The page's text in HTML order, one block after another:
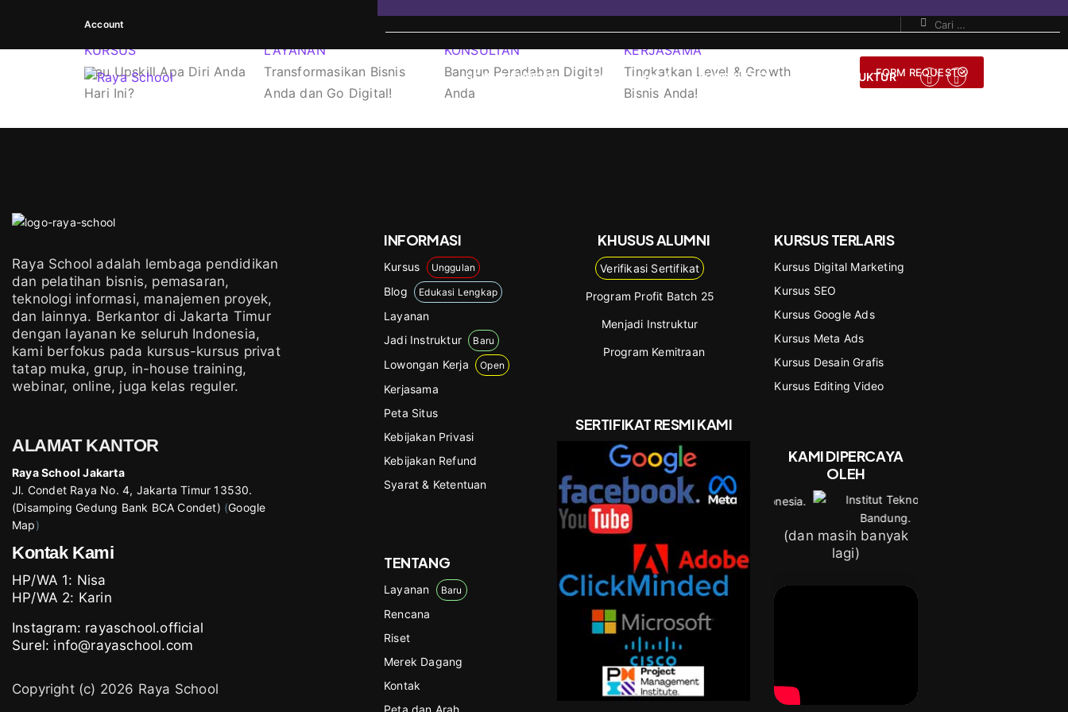
Account
SEMUA KURSUS LAYANAN/JASA KONSULTASI JADI INSTRUKTUR
KURSUS
Mau Upskill Apa Diri Anda
Hari Ini?
LAYANAN
Transformasikan Bisnis
Anda dan Go Digital!
KONSULTAN
Bangun Peradaban Digital
Anda
KERJASAMA
Tingkatkan Level & Growth
Bisnis Anda!
FORM REQUEST
Raya School adalah lembaga pendidikan
dan pelatihan bisnis, pemasaran,
teknologi informasi, manajemen proyek,
dan lainnya. Berkantor di Jakarta Timur
dengan layanan ke seluruh Indonesia,
kami berfokus pada kursus-kursus privat
tatap muka, grup, in-house training,
webinar, online, juga kelas reguler.
ALAMAT KANTOR
Raya School Jakarta
Jl. Condet Raya No. 4, Jakarta Timur 13530.
(Disamping Gedung Bank BCA Condet) (Google
Map)
Kontak Kami
HP/WA 1: Nisa
HP/WA 2: Karin
Instagram: rayaschool.official
Surel: info@rayaschool.com
Copyright (c) 2026 Raya School
INFORMASI
Kursus Unggulan
Blog Edukasi Lengkap
Layanan
Jadi Instruktur Baru
Lowongan Kerja Open
Kerjasama
Peta Situs
Kebijakan Privasi
Kebijakan Refund
Syarat & Ketentuan
TENTANG
Layanan Baru
Rencana
Riset
Merek Dagang
Kontak
Peta dan Arah
KHUSUS ALUMNI
Verifikasi Sertifikat
Program Profit Batch 25
Menjadi Instruktur
Program Kemitraan
SERTIFIKAT RESMI KAMI
KURSUS TERLARIS
Kursus Digital Marketing
Kursus SEO
Kursus Google Ads
Kursus Meta Ads
Kursus Desain Grafis
Kursus Editing Video
KAMI DIPERCAYA
OLEH
(dan masih banyak
lagi)